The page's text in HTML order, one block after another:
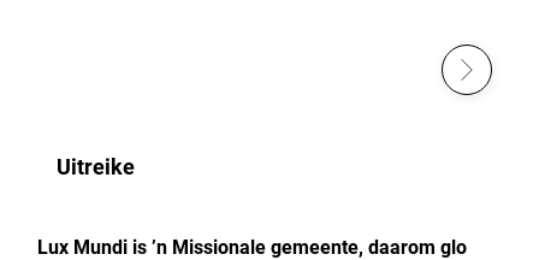
Uitreike
Lux Mundi is ’n Missionale gemeente, daarom glo